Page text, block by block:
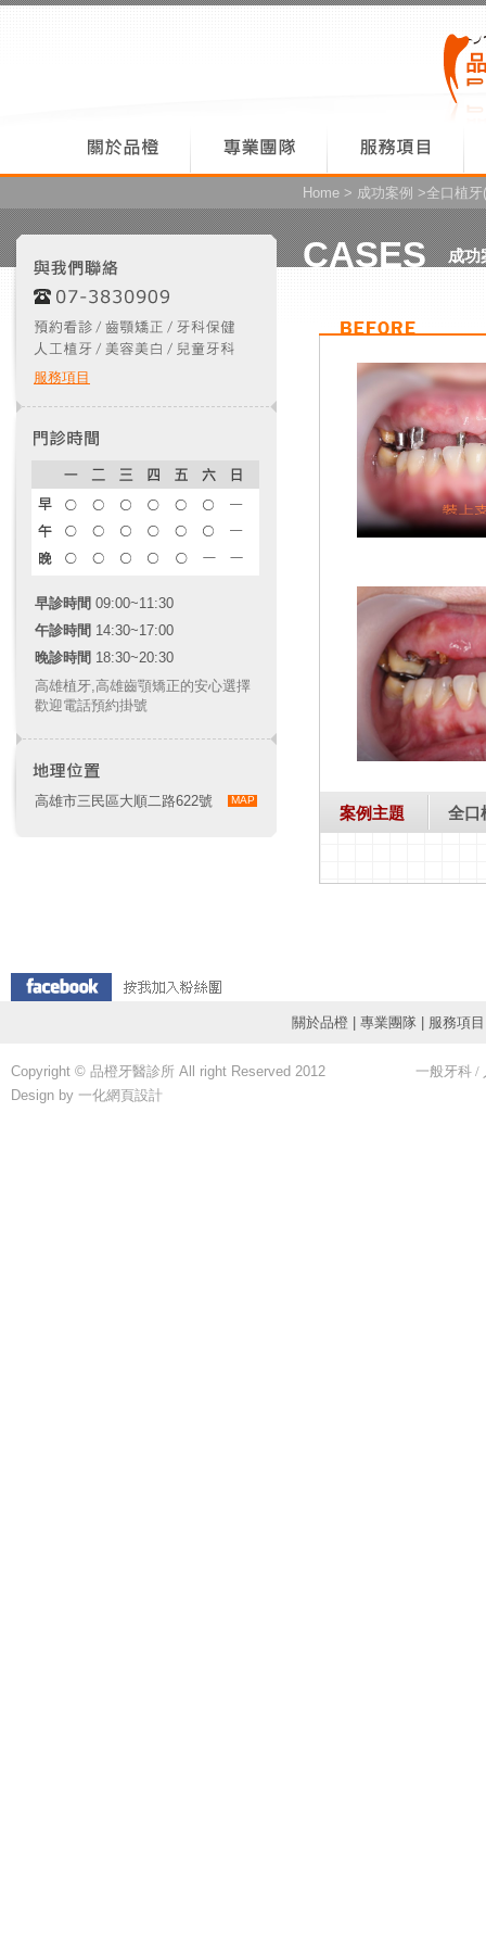
服務項目
早診時間 09:00~11:30
午診時間 14:30~17:00
晚診時間 18:30~20:30
高雄植牙,高雄齒顎矯正的安心選擇
歡迎電話預約掛號
MAP
高雄市三民區大順二路622號
Home > 成功案例 >全口植牙
CASES 成功
案例主題 全口
關於品橙 專業團隊| 服務項目
Copyright © 品橙牙醫診所 All right Reserved 2012
Design by 一化網頁設計
一般牙科 /